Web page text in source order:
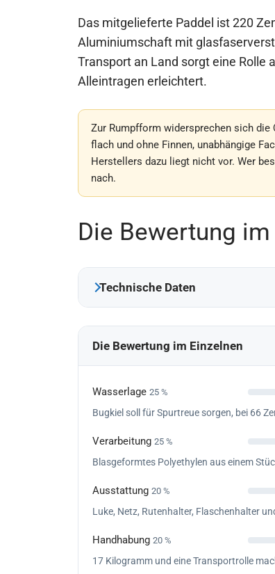
Das mitgelieferte Paddel ist 220
Aluminiumschaft mit
Transport an Land sorgt eine Rolle
Alleintragen erleichtert.
Zur Rumpfform widersprechen sich
flach und ohne Finnen, unabhängige
Herstellers dazu liegt nicht vor. Wer
nach.
Die Bewertung
Technische Daten
Die Bewertung im Einzelnen
Wasserlage 25 %
Bugkiel soll für Spurtreue sorgen, bei 66
Verarbeitung 25 %
Blasgeformtes Polyethylen aus einem
Ausstattung 20 %
Luke, Netz, Rutenhalter, Flaschenhalter
Handhabung 20 %
17 Kilogramm und eine Transportrolle